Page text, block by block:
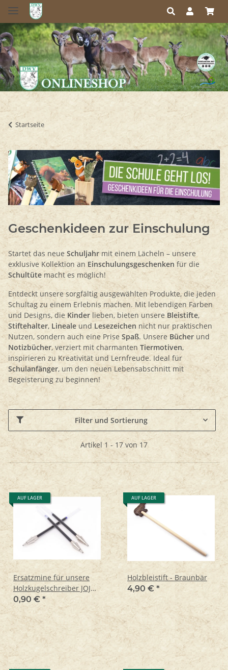
Startseite
Geschenkideen zur Einschulung
Startet das neue Schuljahrmit einem Lächeln – unsere
exklusive Kollektion an Einschulungsgeschenken für die
Schultüte macht es möglich!
Entdeckt unsere sorgfältig ausgewählten Produkte, die jeden
Schultag zu einem Erlebnis machen. Mit lebendigen Farben
und Designs, die Kinder lieben, bieten unsere Bleistifte,
Stiftehalter, Lineale und Lesezeichen nicht nur praktischen
Nutzen, sondern auch eine Prise Spaß. Unsere Bücher und
Notizbücher, verziert mit charmanten Tiermotiven,
inspirieren zu Kreativität und Lernfreude. Ideal für
Schulanfänger, um den neuen Lebensabschnitt mit
Begeisterung zu beginnen!
Filter und Sortierung
Artikel 1 - 17 von 17
AUF LAGER
Ersatzmine für unsere
Holzkugelschreiber JOJO
und Wildlife Garden
0,90 € *
AUF LAGER
Holzbleistift - Braunbär
4,90 € *